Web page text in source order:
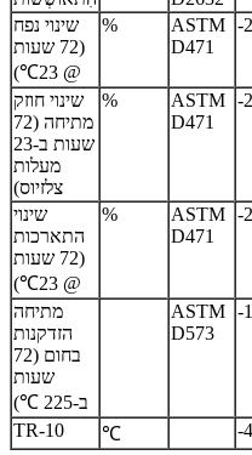
שינוי נפח
(72 שעות
@ 23℃)
%
ASTM
D471
-
שינוי חוזק
מתיחה (72
שעות ב-23
מעלות
צלזיוס)
%
ASTM
D471
-
שינוי
התארכות
(72 שעות
@ 23℃)
%
ASTM
D471
-
מתיחה
הזדקנות
בחום (72
שעות
ב-225 ℃)
ASTM
D573
-
TR-10 ℃ -